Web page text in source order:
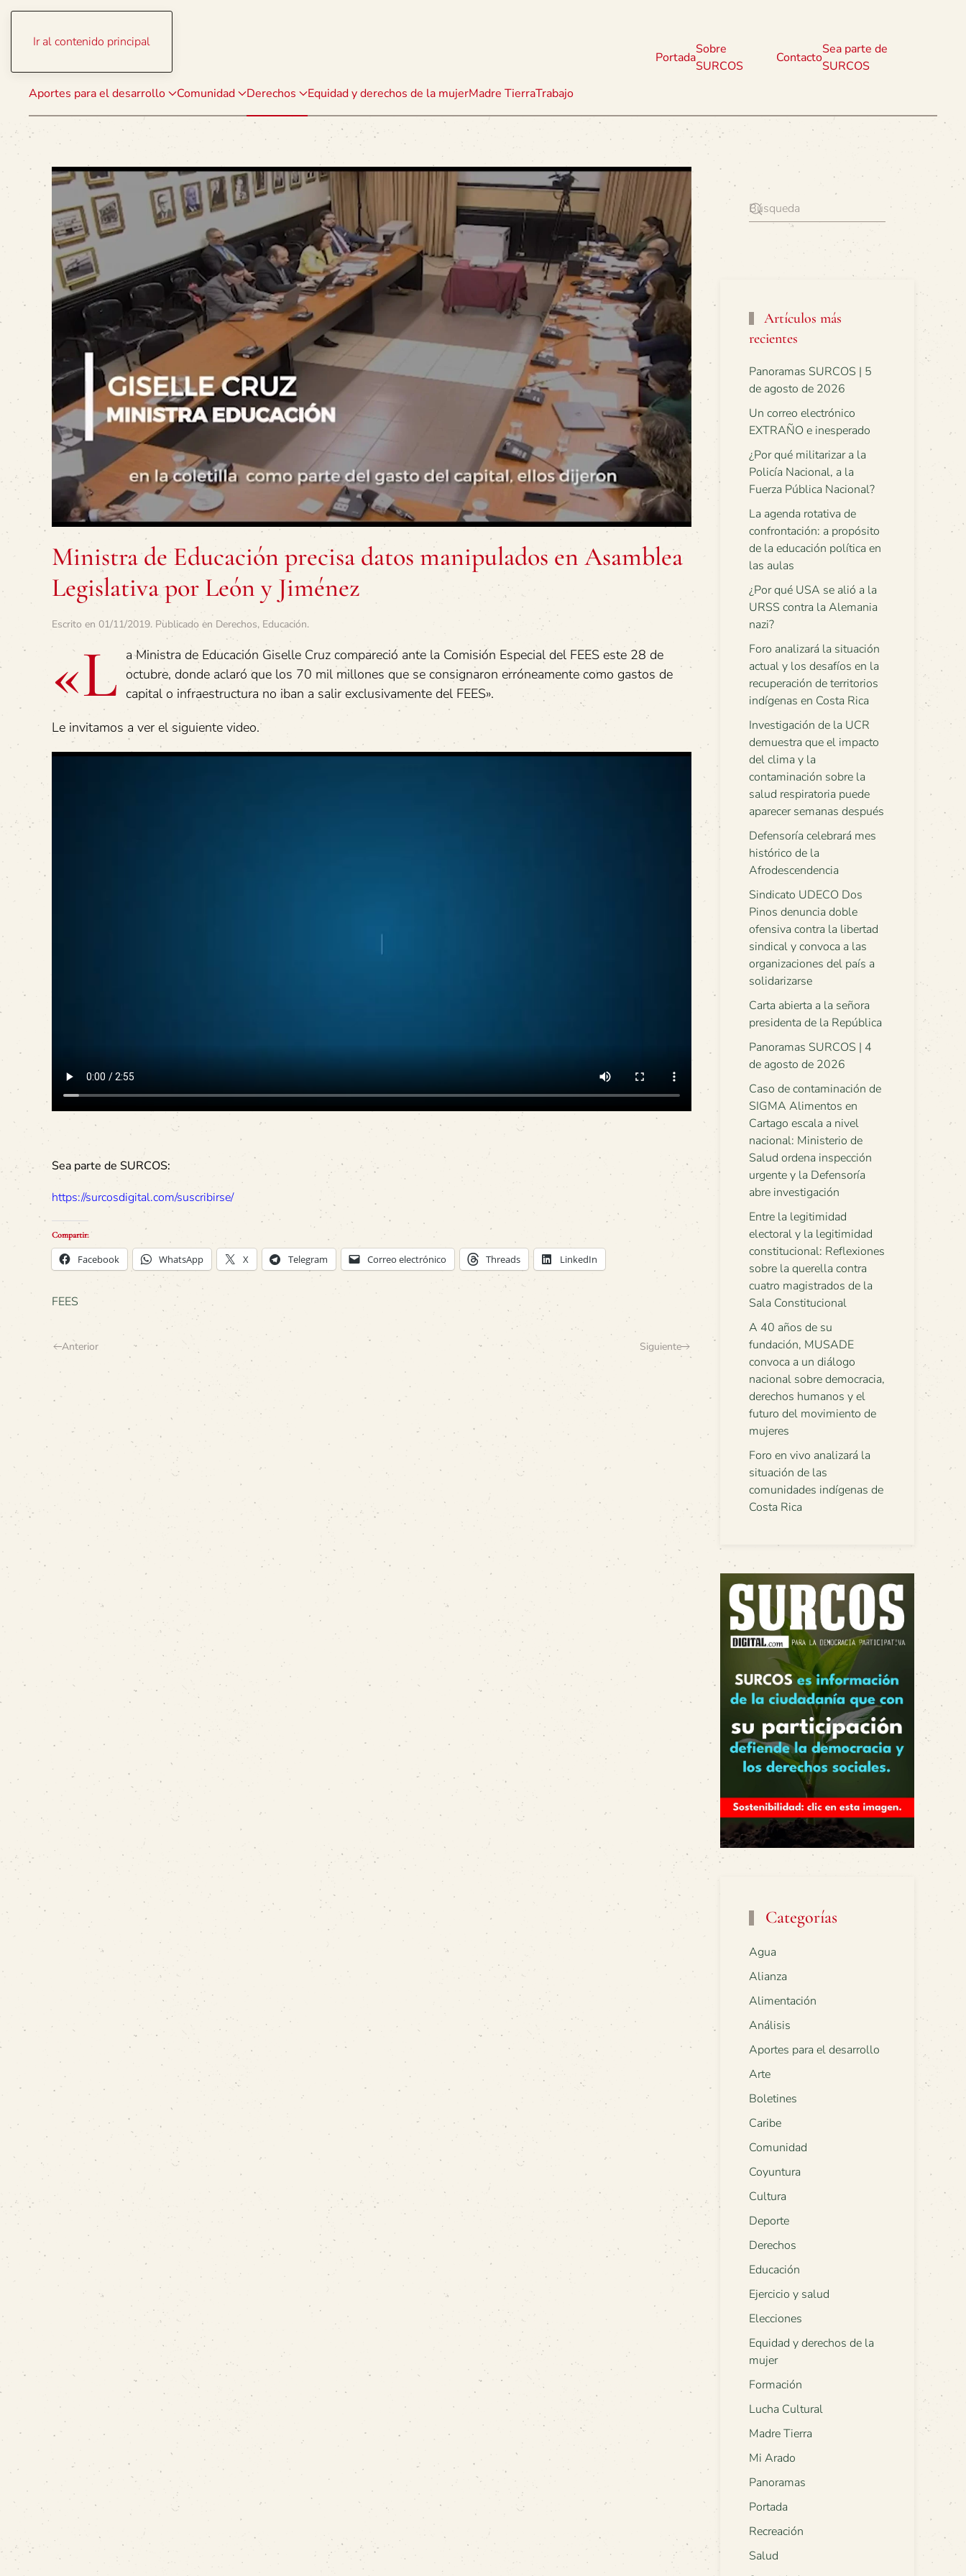
Ir al contenido principal
Aportes para el desarrollo Comunidad Derechos Equidad y derechos de la mujerMadre TierraTrabajo
Portada
Sobre
SURCOS
Contacto
Sea parte de
SURCOS
Ministra de Educación precisa datos manipulados en Asamblea
Legislativa por León y Jiménez
Escrito en 01/11/2019. Publicado en Derechos, Educación.
«L a Ministra de Educación Giselle Cruz compareció ante la Comisión Especial del FEES este 28 de
octubre, donde aclaró que los 70 mil millones que se consignaron erróneamente como gastos de
capital o infraestructura no iban a salir exclusivamente del FEES».
Le invitamos a ver el siguiente video.
Sea parte de SURCOS:
https://surcosdigital.com/suscribirse/
Compartir:
Facebook WhatsApp X Telegram Correo electrónico Threads LinkedIn
FEES
Anterior Siguiente
Artículos más
recientes
Panoramas SURCOS | 5
de agosto de 2026
Un correo electrónico
EXTRAÑO e inesperado
¿Por qué militarizar a la
Policía Nacional, a la
Fuerza Pública Nacional?
La agenda rotativa de
confrontación: a propósito
de la educación política en
las aulas
¿Por qué USA se alió a la
URSS contra la Alemania
nazi?
Foro analizará la situación
actual y los desafíos en la
recuperación de territorios
indígenas en Costa Rica
Investigación de la UCR
demuestra que el impacto
del clima y la
contaminación sobre la
salud respiratoria puede
aparecer semanas después
Defensoría celebrará mes
histórico de la
Afrodescendencia
Sindicato UDECO Dos
Pinos denuncia doble
ofensiva contra la libertad
sindical y convoca a las
organizaciones del país a
solidarizarse
Carta abierta a la señora
presidenta de la República
Panoramas SURCOS | 4
de agosto de 2026
Caso de contaminación de
SIGMA Alimentos en
Cartago escala a nivel
nacional: Ministerio de
Salud ordena inspección
urgente y la Defensoría
abre investigación
Entre la legitimidad
electoral y la legitimidad
constitucional: Reflexiones
sobre la querella contra
cuatro magistrados de la
Sala Constitucional
A 40 años de su
fundación, MUSADE
convoca a un diálogo
nacional sobre democracia,
derechos humanos y el
futuro del movimiento de
mujeres
Foro en vivo analizará la
situación de las
comunidades indígenas de
Costa Rica
Categorías
Agua
Alianza
Alimentación
Análisis
Aportes para el desarrollo
Arte
Boletines
Caribe
Comunidad
Coyuntura
Cultura
Deporte
Derechos
Educación
Ejercicio y salud
Elecciones
Equidad y derechos de la
mujer
Formación
Lucha Cultural
Madre Tierra
Mi Arado
Panoramas
Portada
Recreación
Salud